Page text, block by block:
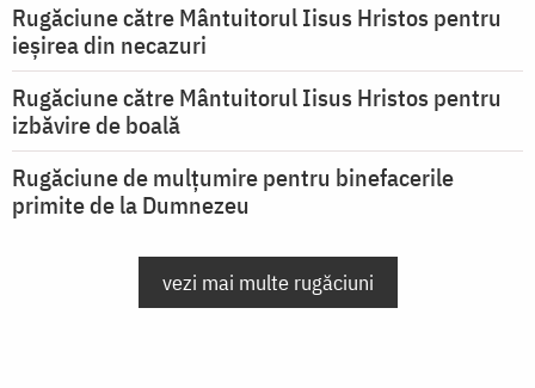
Rugăciune către Mântuitorul Iisus Hristos pentru
ieşirea din necazuri
Rugăciune către Mântuitorul Iisus Hristos pentru
izbăvire de boală
Rugăciune de mulțumire pentru binefacerile
primite de la Dumnezeu
vezi mai multe rugăciuni